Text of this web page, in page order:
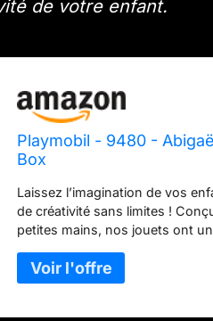
de votre enfant.
Playmobil - 9480 -
Box
Laissez l’imagination de vos
de créativité sans limites !
petites mains, nos jouets ont
design robuste de nos jouets
Le nettoyage des pièces (sans